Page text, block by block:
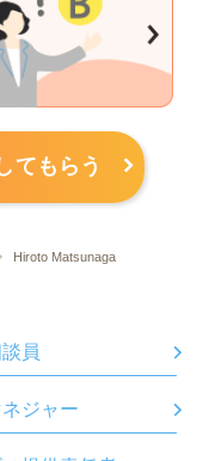
てもらう
Hiroto Matsunaga
員
ジャー